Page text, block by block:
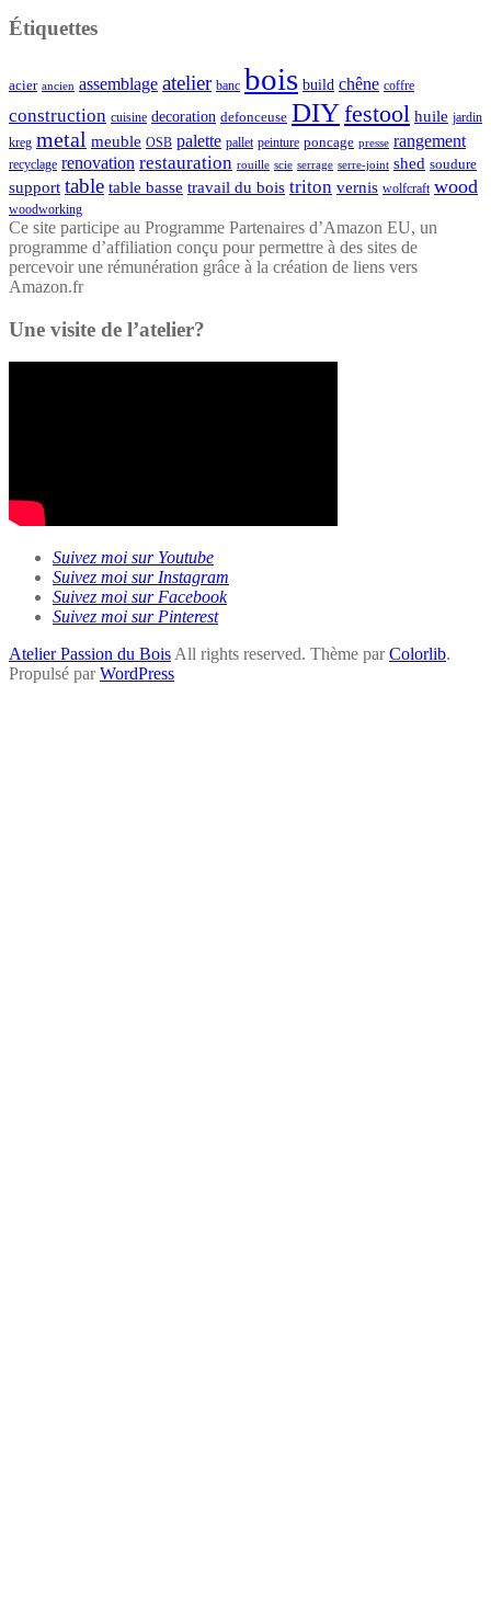
Étiquettes
acier ancien assemblage atelier banc bois build chêne coffre
construction cuisine decoration defonceuse DIYfestool huile jardin
kreg metal meuble OSB palette pallet peinture poncage presse rangement
recyclage renovation restauration rouille scie serrage serre-joint shed soudure
support table table basse travail du bois triton vernis wolfcraft wood
woodworking
Ce site participe au Programme Partenaires d’Amazon EU, un
programme d’affiliation conçu pour permettre à des sites de
percevoir une rémunération grâce à la création de liens vers
Amazon.fr
Une visite de l’atelier?
Suivez moi sur Youtube
Suivez moi sur Instagram
Suivez moi sur Facebook
Suivez moi sur Pinterest
Atelier Passion du Bois All rights reserved. Thème parColorlib.
Propulsé parWordPress